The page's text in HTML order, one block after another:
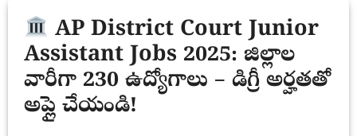
AP District Court Junior
Assistant Jobs 2025: జిల్లాల
వారీగా 230 ఉద్యోగాలు – డిగ్రీ అర్హతతో
అప్లై చేయండి!